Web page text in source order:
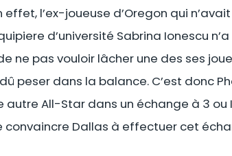
l’ex-joueuse d’Oregon qui
d’université Sabrina Ionescu
ne pas vouloir lâcher une des ses
peser dans la balance. C’est donc
autre All-Star dans un échange à 3
convaincre Dallas à effectuer cet